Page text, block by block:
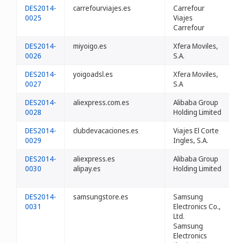
DES2014-
0025
carrefourviajes.es
Carrefour
Viajes
Carrefour
DES2014-
0026
miyoigo.es
Xfera Moviles,
S.A.
DES2014-
0027
yoigoadsl.es
Xfera Moviles,
S.A
DES2014-
0028
aliexpress.com.es
Alibaba Group
Holding Limited
DES2014-
0029
clubdevacaciones.es
Viajes El Corte
Ingles, S.A.
DES2014-
0030
aliexpress.es
alipay.es
Alibaba Group
Holding Limited
DES2014-
0031
samsungstore.es
Samsung
Electronics Co.,
Ltd.
Samsung
Electronics